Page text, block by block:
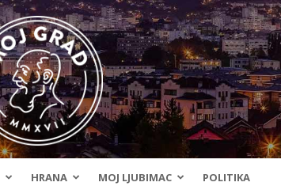
HRANA MOJ LJUBIMAC POLITIKA